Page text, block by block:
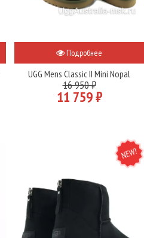
Подробнее
UGG Mens Classic II Mini Nopal
16 950 ₽
11 759 ₽
NEW